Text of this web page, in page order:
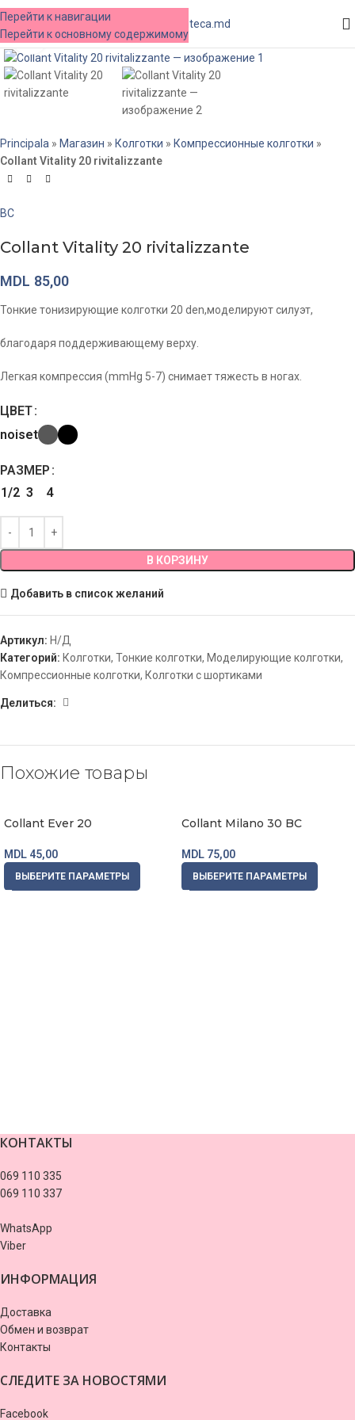
Перейти к навигации
Перейти к основному содержимому
МЕНЮ
Нажмите, чтобы увеличить
Principala » Магазин » Колготки » Компрессионные колготки »
Collant Vitality 20 rivitalizzante
BC
Collant Vitality 20 rivitalizzante
MDL 85,00
Тонкие тонизирующие колготки 20 den,моделируют силуэт,
благодаря поддерживающему верху.
Легкая компрессия (mmHg 5-7) снимает тяжесть в ногах.
ЦВЕТ
noiset
РАЗМЕР
1/2 3 4
В КОРЗИНУ
Добавить в список желаний
Артикул: Н/Д
Категорий: Колготки, Тонкие колготки, Моделирующие колготки,
Компрессионные колготки, Колготки с шортиками
Делиться:
Похожие товары
Collant Ever 20
MDL 45,00
ВЫБЕРИТЕ ПАРАМЕТРЫ
Collant Milano 30 BC
MDL 75,00
ВЫБЕРИТЕ ПАРАМЕТРЫ
КОНТАКТЫ
069 110 335
069 110 337
WhatsApp
Viber
ИНФОРМАЦИЯ
Доставка
Обмен и возврат
Контакты
СЛЕДИТЕ ЗА НОВОСТЯМИ
Facebook